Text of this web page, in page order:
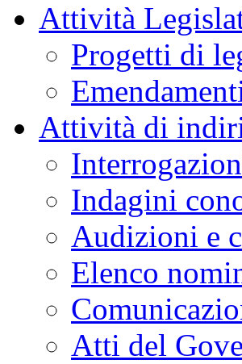
Attività
Progetti di
Attività di
Indagini
Audizioni e
Elenco
Atti del